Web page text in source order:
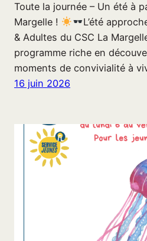
Toute la journée – Un été à
Margelle !
L’été
& Adultes du CSC La
programme riche en
moments de convivialité à
16 juin 2026